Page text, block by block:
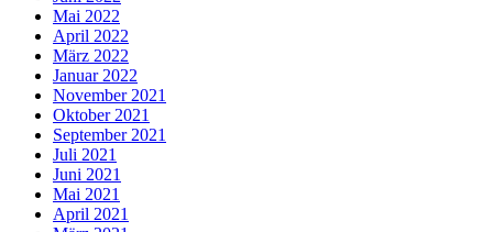
Mai 2022
April 2022
März 2022
Januar 2022
November 2021
Oktober 2021
September 2021
Juli 2021
Juni 2021
Mai 2021
April 2021